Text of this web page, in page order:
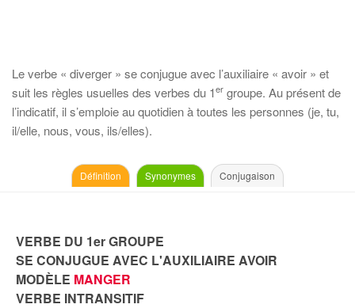
Le verbe « diverger » se conjugue avec l’auxiliaire « avoir » et
suit les règles usuelles des verbes du 1er groupe. Au présent de
l’indicatif, il s’emploie au quotidien à toutes les personnes (je, tu,
il/elle, nous, vous, ils/elles).
Définition Synonymes Conjugaison
VERBE DU 1er GROUPE
SE CONJUGUE AVEC L'AUXILIAIRE AVOIR
MODÈLE MANGER
VERBE INTRANSITIF